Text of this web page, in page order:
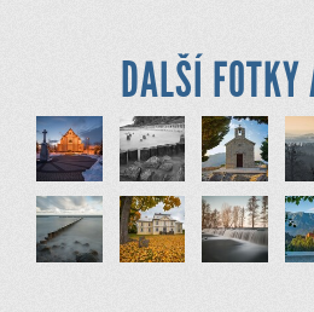
DALŠÍ FOTKY